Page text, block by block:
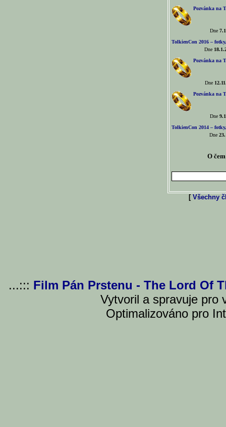
Pozvánka na
Dne
TolkienCon 2016 –
Dne
Pozvánka na
Dne
Pozvánka na
Dne
TolkienCon 2014 –
Dne
O
[ Všechny
...::: Film Pán Prstenu - The Lord Of
Vytvoril a spravuje pro
Optimalizováno pro